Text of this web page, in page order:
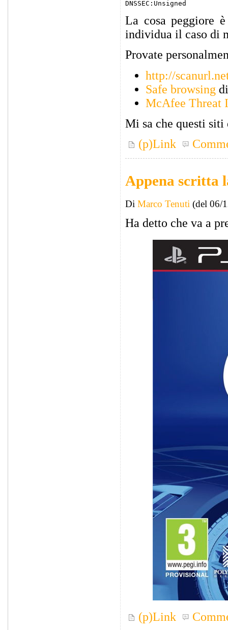
La cosa peggiore
individua il caso di
Provate
http://
Safe browsing
McAfee Threat
Mi sa che questi siti
(p)Link
Appena scritta
Di Marco Tenuti (del 06/
Ha detto che va a
(p)Link